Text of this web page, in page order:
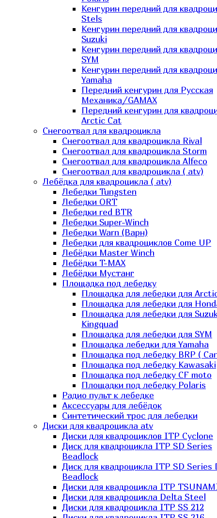
Кенгурин передний для
Stels
Кенгурин передний для
Suzuki
Кенгурин передний для
SYM
Кенгурин передний для
Yamaha
Передний кенгурин для Русская
Механика/GAMAX
Передний кенгурин для
Arctic Cat
Снегоотвал для квадроцикла
Снегоотвал для квадроцикла Rival
Снегоотвал для квадроцикла Storm
Снегоотвал для квадроцикла Alfeco
Снегоотвал для квадроцикла ( atv)
Лебёдка для квадроцикла ( atv)
Лебедки Tungsten
Лебедки ORT
Лебедки red BTR
Лебедки Super-Winch
Лебедки Warn (Варн)
Лебедки для квадроциклов Come UP
Лебёдки Master Winch
Лебёдки T-MAX
Лебёдки Мустанг
Площадка под лебедку
Площадка для лебедки для
Площадка для лебедки для
Площадка для лебедки для
Kingquad
Площадка для лебедки для SYM
Площадка лебедки для Yamaha
Площадка под лебедку BRP (
Площадка под лебедку Kawasaki
Площадка под лебедку СF moto
Площадки под лебедку Polaris
Радио пульт к лебедке
Аксессуары для лебёдок
Синтетический трос для лебедки
Диски для квадроцикла atv
Диски для квадроциклов ITP Cyclone
Диск для квадроцикла ITP SD Series
Beadlock
Диск для квадроцикла ITP SD Series
Beadlock
Диски для квадроцикла ITP
Диски для квадроцикла Delta Steel
Диски для квадроцикла ITP SS 212